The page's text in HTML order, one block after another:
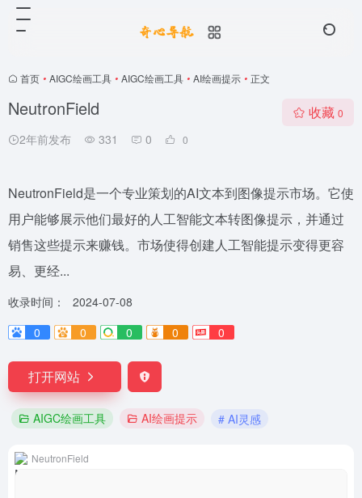
首页 • AIGC绘画工具 • AIGC绘画工具 • AI绘画提示 • 正文
NeutronField
2年前发布 331 0 0
收藏 0
NeutronField是一个专业策划的AI文本到图像提示市场。它使
用户能够展示他们最好的人工智能文本转图像提示，并通过
销售这些提示来赚钱。市场使得创建人工智能提示变得更容
易、更经...
收录时间：
2024-07-08
0
0 0 0 0
打开网站
AIGC绘画工具 AI绘画提示 # AI灵感
NeutronField